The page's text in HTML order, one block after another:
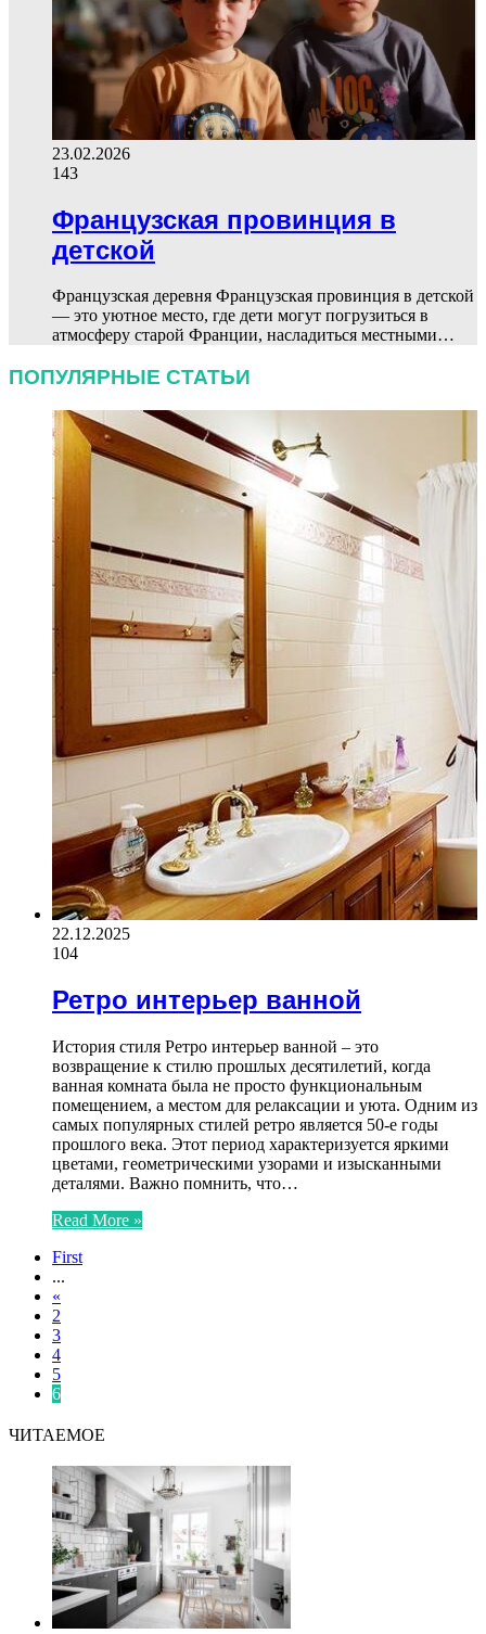
23.02.2026
143
Французская провинция в
детской
Французская деревня Французская провинция в детской
— это уютное место, где дети могут погрузиться в
атмосферу старой Франции, насладиться местными…
ПОПУЛЯРНЫЕ СТАТЬИ
22.12.2025
104
Ретро интерьер ванной
История стиля Ретро интерьер ванной – это
возвращение к стилю прошлых десятилетий, когда
ванная комната была не просто функциональным
помещением, а местом для релаксации и уюта. Одним из
самых популярных стилей ретро является 50-е годы
прошлого века. Этот период характеризуется яркими
цветами, геометрическими узорами и изысканными
деталями. Важно помнить, что…
Read More »
First
...
«
2
3
4
5
6
ЧИТАЕМОЕ